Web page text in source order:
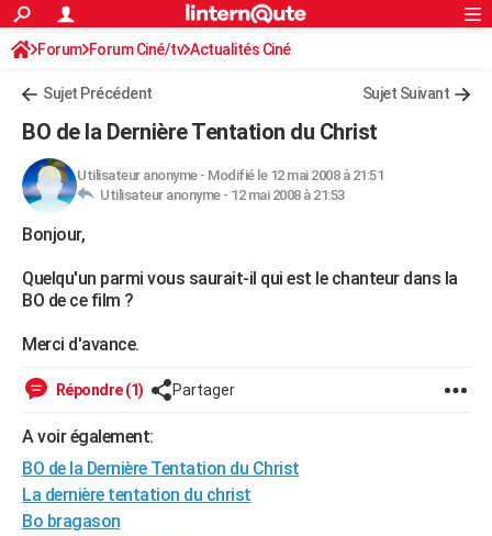
ACTUALITÉS
Politique
Société
Faits Divers
Education
Monde
Villes
+
FINANCE
Retraite
Impôts
Epargne
Immobilier
Risques naturels par ville
Banque
Assurance
Crédit
AUTO
Essais
Réserver un essai
Citadines
Berlines
SUV
Forum auto
+HIGH-TECH
Mobiles
Meilleur smartphone
Internet
Ordinateurs
Jeux vidéo
Guide high-tech
+BRICOLAGE
Forum
Aménagement intérieur
Extérieur
Cuisine
Salle de bains
Jardinage
Rangement
WEEK-END
Guides de France
Escapades
Patrimoine
Expositions
Musées
Week-end nature
LIFESTYLE
SANTE
Alimentation
Guide de la santé
Maladies
Médicaments
Sommeil
VOYAGE
Destinations
City break
Voyage nature
Voyage de noces
Forum
Climat
+PHOTO
S'inscrire
Connexion
Forum Forum Ciné/tv Actualités Ciné
Sujet Précédent Sujet Suivant
BO de la Dernière Tentation du Christ
Utilisateur anonyme- Modifié le 12 mai 2008 à 21:51
Utilisateur anonyme - 12 mai 2008 à 21:53
Bonjour,
Quelqu'un parmi vous saurait-il qui est le chanteur dans la
BO de ce film ?
Merci d'avance.
Répondre (1) Partager
A voir également:
BO de la Dernière Tentation du Christ
La dernière tentation du christ
Bo bragason